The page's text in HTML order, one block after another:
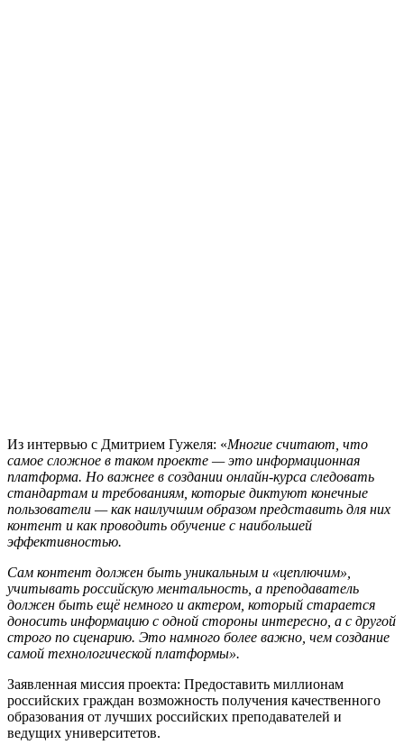
Из интервью с Дмитрием Гужеля: «Многие считают, что
самое сложное в таком проекте — это информационная
платформа. Но важнее в создании онлайн-курса следовать
стандартам и требованиям, которые диктуют конечные
пользователи — как наилучшим образом представить для них
контент и как проводить обучение с наибольшей
эффективностью.
Сам контент должен быть уникальным и «цеплючим»,
учитывать российскую ментальность, а преподаватель
должен быть ещё немного и актером, который старается
доносить информацию с одной стороны интересно, а с другой
строго по сценарию. Это намного более важно, чем создание
самой технологической платформы».
Заявленная миссия проекта: Предоставить миллионам
российских граждан возможность получения качественного
образования от лучших российских преподавателей и
ведущих университетов.